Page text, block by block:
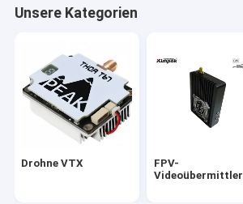
Drahtlose Rf-Antenne
Rf-Endverstärker
Daten-Radiotransceiver
Unsere Kategorien
Drohne VTX
FPV-
Videoübermittler